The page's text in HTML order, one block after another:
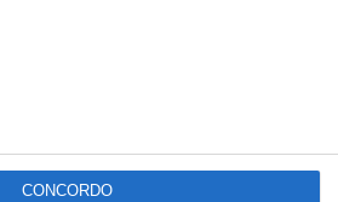
CONCORDO